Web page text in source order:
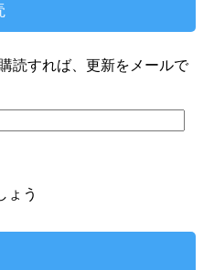
読すれば、更新をメールで
ょう